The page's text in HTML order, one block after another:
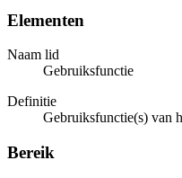
Elementen
Naam lid
Gebruiksfunctie
Definitie
Gebruiksfunctie(s) van
Bereik